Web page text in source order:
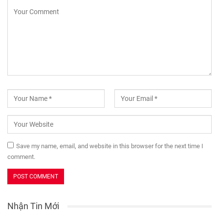
Save my name, email, and website in this browser for the next time I
comment.
Nhận Tin Mới